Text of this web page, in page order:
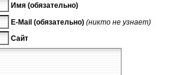
Имя (обязательно)
E-Mail (обязательно) (никто не узнает)
Сайт